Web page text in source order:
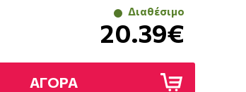
Διαθέσιμο
20.39€
ΑΓΟΡΑ